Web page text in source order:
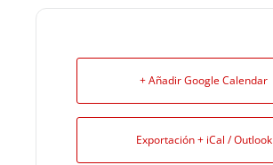
+ Añadir Google Calendar
Exportación + iCal / Outlook